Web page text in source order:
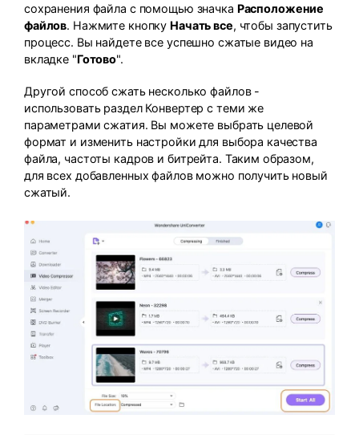
сохранения файла с помощью значка Расположение
файлов. Нажмите кнопку Начать все, чтобы запустить
процесс. Вы найдете все успешно сжатые видео на
вкладке "Готово".
Другой способ сжать несколько файлов -
использовать раздел Конвертер с теми же
параметрами сжатия. Вы можете выбрать целевой
формат и изменить настройки для выбора качества
файла, частоты кадров и битрейта. Таким образом,
для всех добавленных файлов можно получить новый
сжатый.